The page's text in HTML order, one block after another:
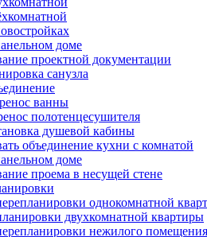
доме
проектной документации
санузла
ванны
полотенцесушителя
душевой кабины
объединение кухни с комнатой
доме
проема в несущей стене
однокомнатной
двухкомнатной квартиры
нежилого помещения